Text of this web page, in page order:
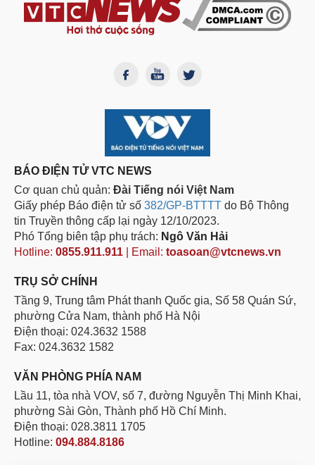
BÁO ĐIỆN TỬ VTC NEWS
Cơ quan chủ quản: Đài Tiếng nói Việt Nam
Giấy phép Báo điện tử số 382/GP-BTTTT do Bộ Thông
tin Truyền thông cấp lại ngày 12/10/2023.
Phó Tổng biên tập phụ trách: Ngô Văn Hải
Hotline: 0855.911.911 | Email: toasoan@vtcnews.vn
TRỤ SỞ CHÍNH
Tầng 9, Trung tâm Phát thanh Quốc gia, Số 58 Quán Sứ,
phường Cửa Nam, thành phố Hà Nội
Điện thoại: 024.3632 1588
Fax: 024.3632 1582
VĂN PHÒNG PHÍA NAM
Lầu 11, tòa nhà VOV, số 7, đường Nguyễn Thị Minh Khai,
phường Sài Gòn, Thành phố Hồ Chí Minh.
Điện thoại: 028.3811 1705
Hotline: 094.884.8186